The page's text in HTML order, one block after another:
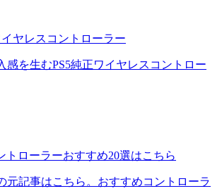
イヤレスコントローラー
感を生むPS5純正ワイヤレスコントロー
トローラーおすすめ20選はこちら
元記事はこちら。おすすめコントローラ